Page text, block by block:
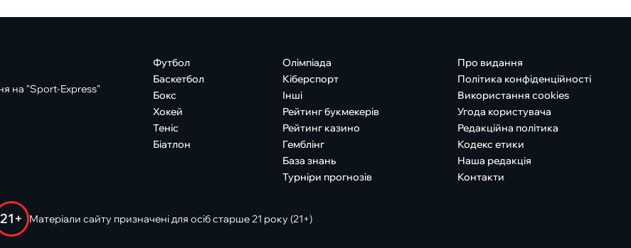
на "Sport-Express"
Футбол
Баскетбол
Бокс
Хокей
Теніс
Біатлон
Олімпіада
Кіберспорт
Інші
Рейтинг букмекерів
Рейтинг казино
Гемблінг
База знань
Турніри прогнозів
Про видання
Політика конфіденційності
Використання cookies
Угода користувача
Редакційна політика
Кодекс етики
Наша редакція
Контакти
21+ Матеріали сайту призначені для осіб старше 21 року (21+)